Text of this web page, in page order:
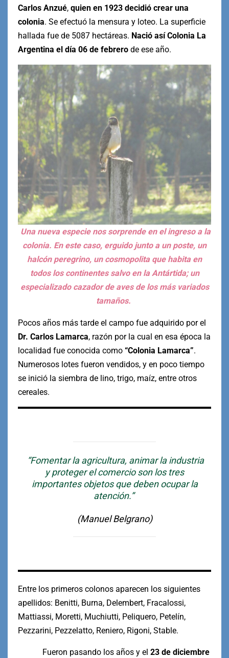
Carlos Anzué, quien en 1923 decidió crear una
colonia. Se efectuó la mensura y loteo. La superficie
hallada fue de 5087 hectáreas. Nació así Colonia La
Argentina el día 06 de febrero de ese año.
Una nueva especie nos sorprende en el ingreso a la
colonia. En este caso, erguido junto a un poste, un
halcón peregrino, un cosmopolita que habita en
todos los continentes salvo en la Antártida; un
especializado cazador de aves de los más variados
tamaños.
Pocos años más tarde el campo fue adquirido por el
Dr. Carlos Lamarca, razón por la cual en esa época la
localidad fue conocida como “Colonia Lamarca”.
Numerosos lotes fueron vendidos, y en poco tiempo
se inició la siembra de lino, trigo, maíz, entre otros
cereales.
“Fomentar la agricultura, animar la industria
y proteger el comercio son los tres
importantes objetos que deben ocupar la
atención.”
(Manuel Belgrano)
Entre los primeros colonos aparecen los siguientes
apellidos: Benitti, Burna, Delembert, Fracalossi,
Mattiassi, Moretti, Muchiutti, Peliquero, Petelín,
Pezzarini, Pezzelatto, Reniero, Rigoni, Stable.
Fueron pasando los años y el 23 de diciembre